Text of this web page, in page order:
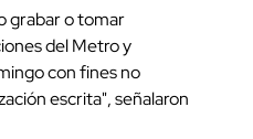
grabar o tomar
del Metro y
con fines no
escrita", señalaron